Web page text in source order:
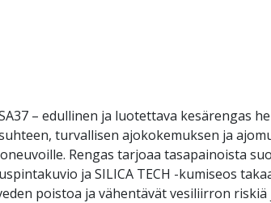
– edullinen ja luotettava kesärengas
turvallisen ajokokemuksen ja
Rengas tarjoaa tasapainoista
ja SILICA TECH -kumiseos
poistoa ja vähentävät vesiliirron